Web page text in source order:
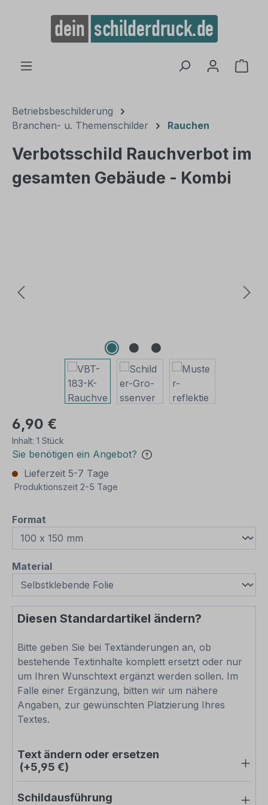
springen
Betriebsbeschilderung
Branchen- u. Themenschilder
Rauchen
Verbotsschild Rauchverbot im
gesamten Gebäude - Kombi
6,90 €
Inhalt: 1 Stück
Sie benötigen ein Angebot?
Lieferzeit 5-7 Tage
Produktionszeit 2-5 Tage
Format
Materialauswählen
Diesen Standardartikel ändern?
Bitte geben Sie bei Textänderungen an, ob
bestehende Textinhalte komplett ersetzt oder nur
um Ihren Wunschtext ergänzt werden sollen. Im
Falle einer Ergänzung, bitten wir um nähere
Angaben, zur gewünschten Platzierung Ihres
Textes.
Text ändern oder ersetzen
(+5,95 €)
Schildausführung